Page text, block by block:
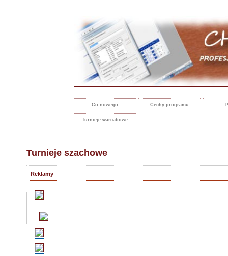
Co nowego Cechy programu
Turnieje warcabowe
Turnieje szachowe
Reklamy